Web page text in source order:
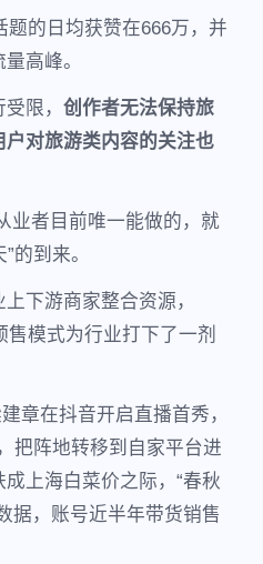
题的日均获赞在666万，并
高峰。
限， 创作者无法保持旅
对旅游类内容的关注也
业者目前唯一能做的，就
的到来。
下游商家整合资源，
模式为行业打下了一剂
章在抖音开启直播首秀，
把阵地转移到自家平台进
上海白菜价之际，“春秋
据，账号近半年带货销售